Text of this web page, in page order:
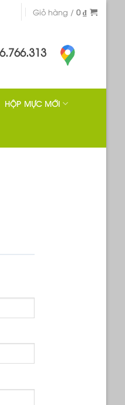
Giỏ hàng /0₫
HỘP MỰC MỚI